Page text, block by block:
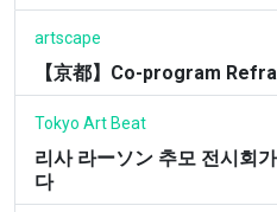
artscape
【京都】Co-program
Tokyo Art Beat
리사 라ーソン 추모 전시회
다